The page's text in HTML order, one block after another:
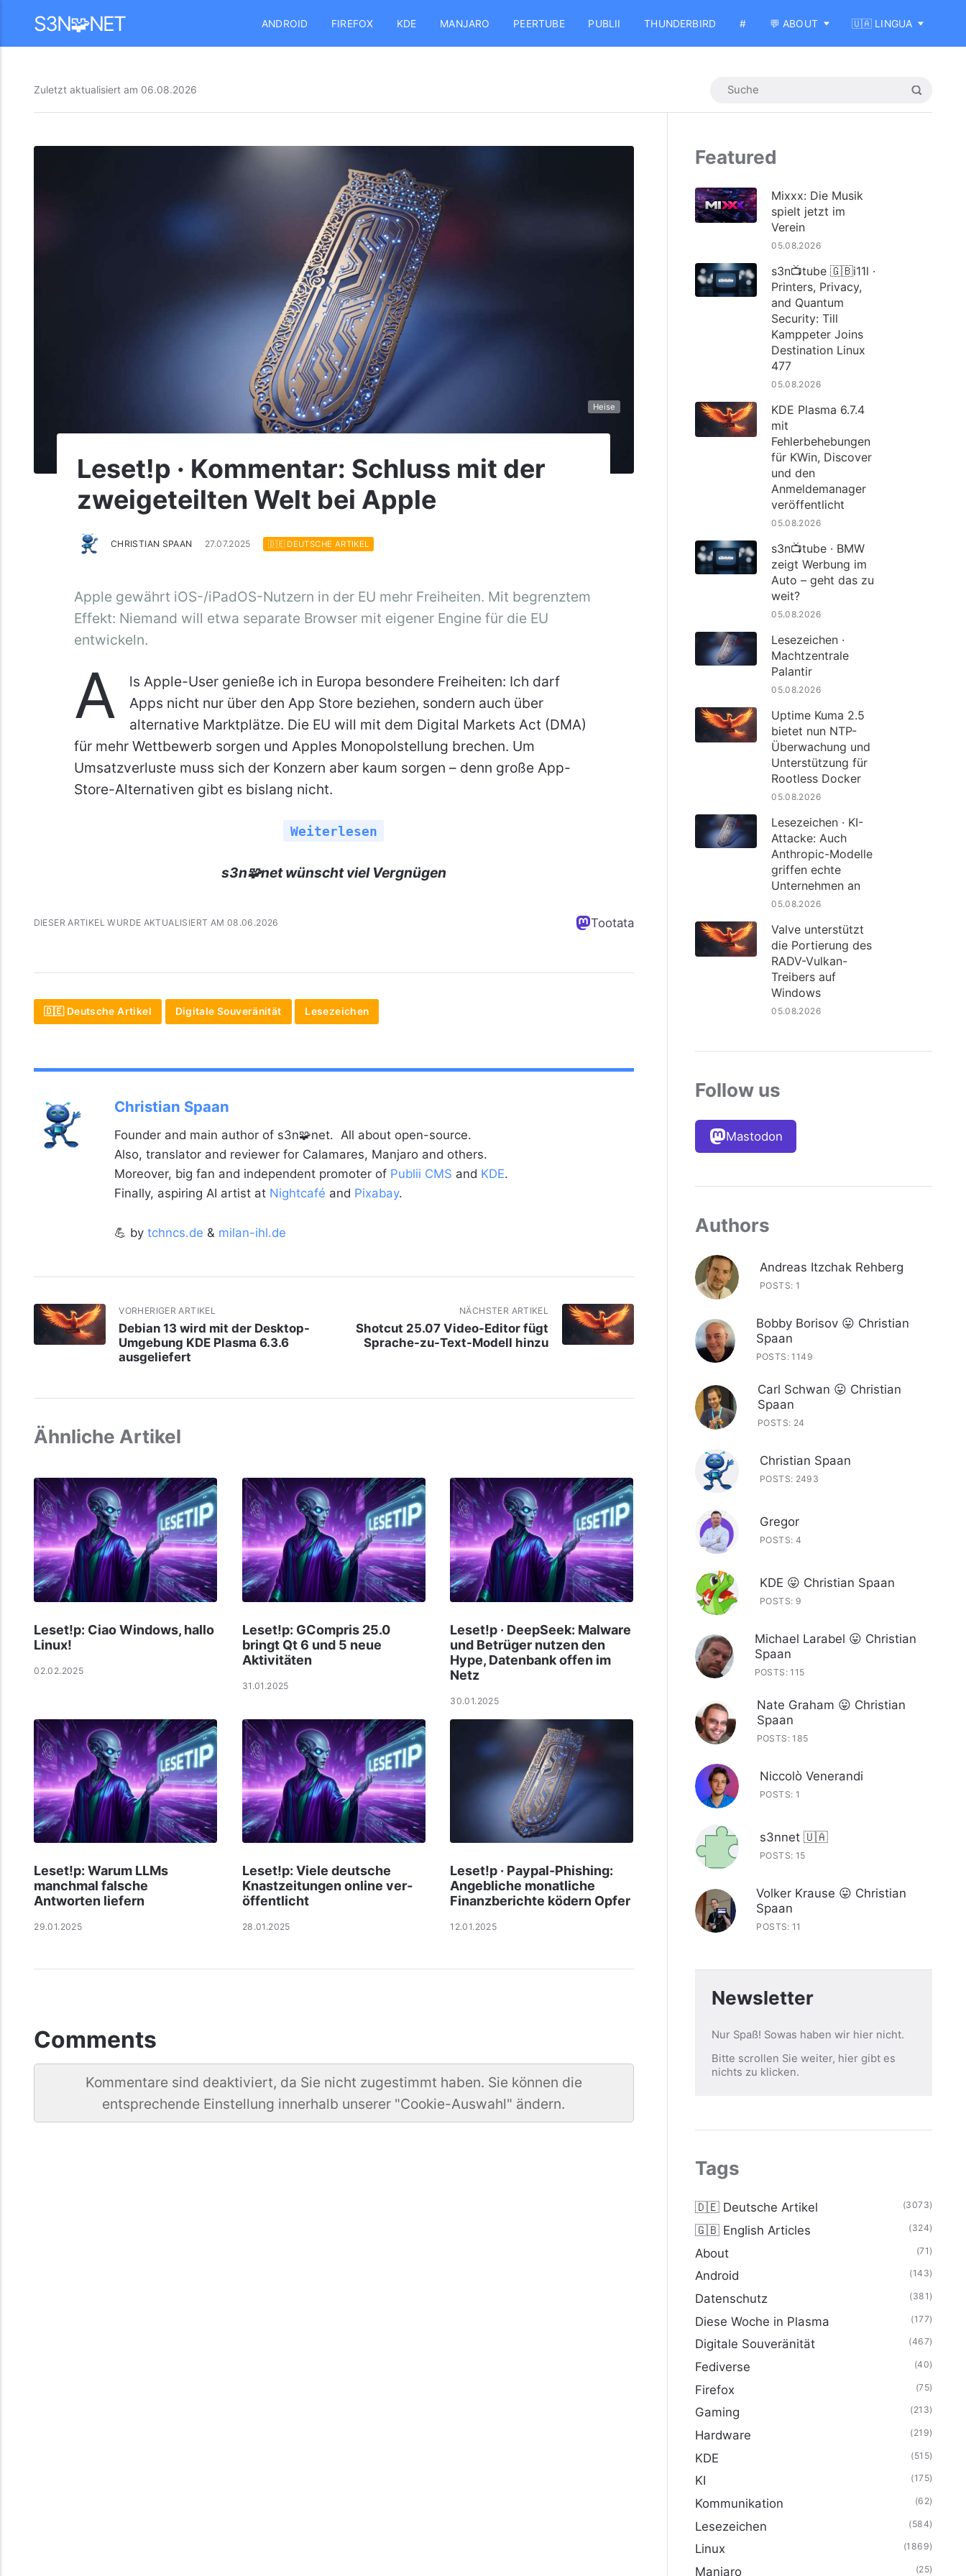
S3N🧩NET ANDROID FIREFOX KDE MANJARO PEERTUBE PUBLII THUNDERBIRD # 💬 ABOUT 🇺🇦 LINGUA
Zuletzt aktualisiert am 06.08.2026
Heise
Leset!p · Kommentar: Schluss mit der
zweigeteilten Welt bei Apple
CHRISTIAN SPAAN 27.07.2025 🇩🇪 DEUTSCHE ARTIKEL
Apple gewährt iOS-/iPadOS-Nutzern in der EU mehr Freiheiten. Mit begrenztem
Effekt: Niemand will etwa separate Browser mit eigener Engine für die EU
entwickeln.
A
ls Apple-User genieße ich in Europa besondere Freiheiten: Ich darf
Apps nicht nur über den App Store beziehen, sondern auch über
alternative Marktplätze. Die EU will mit dem Digital Markets Act (DMA)
für mehr Wettbewerb sorgen und Apples Monopolstellung brechen. Um
Umsatzverluste muss sich der Konzern aber kaum sorgen – denn große App-
Store-Alternativen gibt es bislang nicht.
Weiterlesen
s3n🧩net wünscht viel Vergnügen
DIESER ARTIKEL WURDE AKTUALISIERT AM 08.06.2026 Tootata
🇩🇪 Deutsche Artikel Digitale Souveränität Lesezeichen
Christian Spaan
Founder and main author of s3n🧩net. All about open-source.
Also, translator and reviewer for Calamares, Manjaro and others.
Moreover, big fan and independent promoter of Publii CMS and KDE.
Finally, aspiring AI artist at Nightcafé and Pixabay.
💪 by tchncs.de & milan-ihl.de
VORHERIGER ARTIKEL
Debian 13 wird mit der Desktop-
Umgebung KDE Plasma 6.3.6
ausgeliefert
NÄCHSTER ARTIKEL
Shotcut 25.07 Video-Editor fügt
Sprache-zu-Text-Modell hinzu
Ähnliche Artikel
Leset!p: Ciao Windows, hallo
Linux!
02.02.2025
Leset!p: GCompris 25.0
bringt Qt 6 und 5 neue
Aktivitäten
31.01.2025
Leset!p · DeepSeek: Malware
und Betrüger nutzen den
Hype, Datenbank offen im
Netz
30.01.2025
Leset!p: Warum LLMs
manchmal falsche
Antworten liefern
29.01.2025
Leset!p: Viele deut­sche
Knast­zei­tungen online ver­
öf­f­ent­licht
28.01.2025
Leset!p · Paypal-Phishing:
Angebliche monatliche
Finanzberichte ködern Opfer
12.01.2025
Comments
Kommentare sind deaktiviert, da Sie nicht zugestimmt haben. Sie können die
entsprechende Einstellung innerhalb unserer "Cookie-Auswahl" ändern.
Featured
Mixxx: Die Musik
spielt jetzt im
Verein
05.08.2026
s3n📺tube 🇬🇧i11l ·
Printers, Privacy,
and Quantum
Security: Till
Kamppeter Joins
Destination Linux
477
05.08.2026
KDE Plasma 6.7.4
mit
Fehlerbehebungen
für KWin, Discover
und den
Anmeldemanager
veröffentlicht
05.08.2026
s3n📺tube · BMW
zeigt Werbung im
Auto – geht das zu
weit?
05.08.2026
Lesezeichen ·
Machtzentrale
Palantir
05.08.2026
Uptime Kuma 2.5
bietet nun NTP-
Überwachung und
Unterstützung für
Rootless Docker
05.08.2026
Lesezeichen · KI-
Attacke: Auch
Anthropic-Modelle
griffen echte
Unternehmen an
05.08.2026
Valve unterstützt
die Portierung des
RADV-Vulkan-
Treibers auf
Windows
05.08.2026
Follow us
Mastodon
Authors
Andreas Itzchak Rehberg
POSTS: 1
Bobby Borisov 😛 Christian
Spaan
POSTS: 1149
Carl Schwan 😛 Christian
Spaan
POSTS: 24
Christian Spaan
POSTS: 2493
Gregor
POSTS: 4
KDE 😛 Christian Spaan
POSTS: 9
Michael Larabel 😛 Christian
Spaan
POSTS: 115
Nate Graham 😛 Christian
Spaan
POSTS: 185
Niccolò Venerandi
POSTS: 1
s3nnet 🇺🇦
POSTS: 15
Volker Krause 😛 Christian
Spaan
POSTS: 11
Newsletter
Nur Spaß! Sowas haben wir hier nicht.
Bitte scrollen Sie weiter, hier gibt es
nichts zu klicken.
Tags
🇩🇪 Deutsche Artikel (3073)
🇬🇧 English Articles (324)
About (71)
Android (143)
Datenschutz (381)
Diese Woche in Plasma (177)
Digitale Souveränität (467)
Fediverse (40)
Firefox (75)
Gaming (213)
Hardware (219)
KDE (515)
KI (175)
Kommunikation (62)
Lesezeichen (584)
Linux (1869)
Manjaro (25)